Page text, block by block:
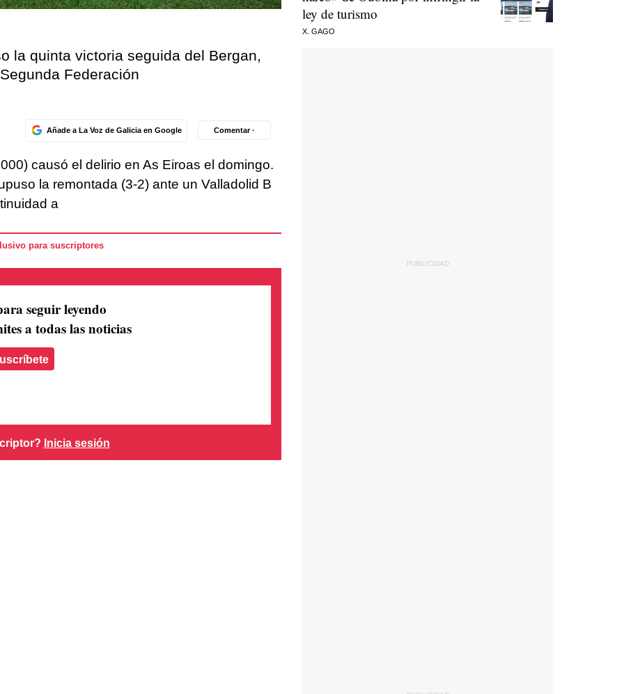
la quinta victoria seguida del Bergan,
Federación
Añade a La Voz de Galicia en Google Comentar ·
causó el delirio en As Eiroas el domingo.
la remontada (3-2) ante un Valladolid B
a
para suscriptores
seguir leyendo
a todas las noticias
Inicia sesión
ley de turismo
X. GAGO